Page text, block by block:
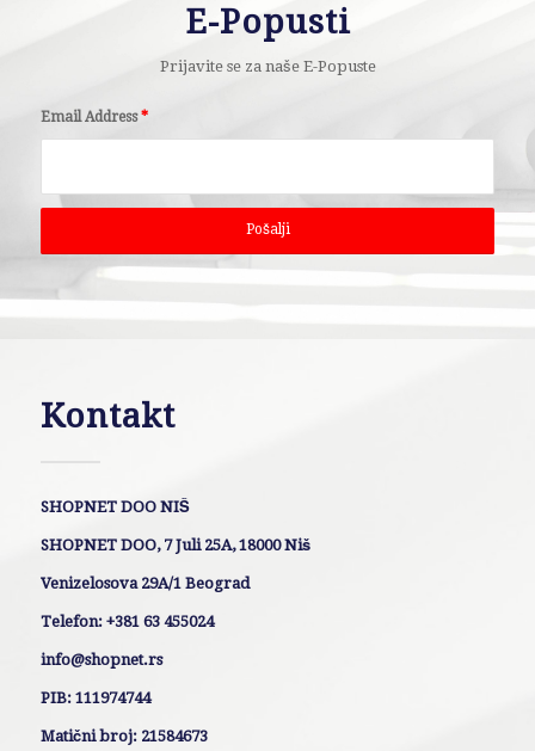
E-Popusti
Prijavite se za naše E-Popuste
Email Address*
Kontakt
SHOPNET DOO NIŠ
SHOPNET DOO, 7 Juli 25A, 18000 Niš
Venizelosova 29A/1 Beograd
Telefon: +381 63 455024
info@shopnet.rs
PIB: 111974744
Matični broj: 21584673